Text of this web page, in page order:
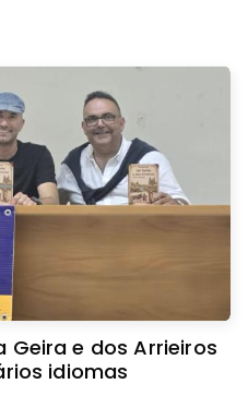
Geira e dos Arrieiros
idiomas